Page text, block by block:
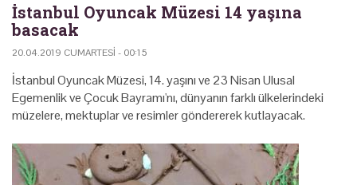
İstanbul Oyuncak Müzesi 14 yaşına
basacak
20.04.2019 CUMARTESI - 00:15
İstanbul Oyuncak Müzesi, 14. yaşını ve 23 Nisan Ulusal
Egemenlik ve Çocuk Bayramı'nı, dünyanın farklı ülkelerindeki
müzelere, mektuplar ve resimler göndererek kutlayacak.